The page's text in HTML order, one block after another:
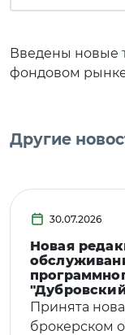
Введены новые
фондовом
Другие
30.07.2026
Новая
Принята
брокерском